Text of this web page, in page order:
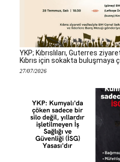
YKP; Kıbrıslıları, Guterres
Kıbrıs için sokakta buluşmaya
27/07/2026